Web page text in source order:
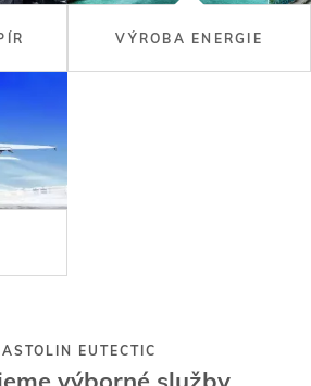
VÝROBA ENERGIE
výborné služby
EUTECTIC